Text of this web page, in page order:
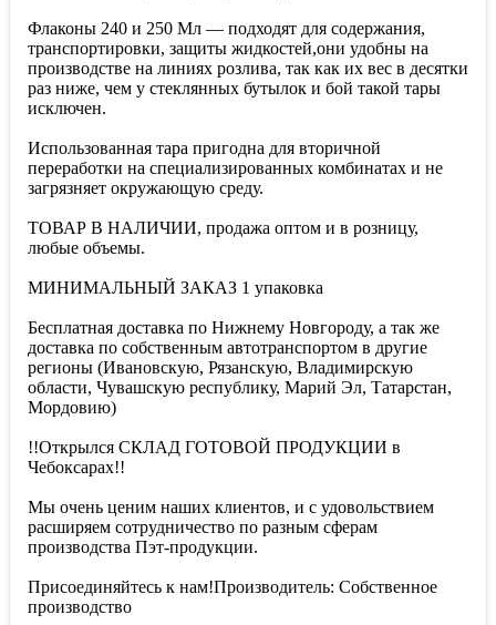
Флаконы 240 и 250 Мл — подходят для содержания,
транспортировки, защиты жидкостей,они удобны на
производстве на линиях розлива, так как их вес в десятки
раз ниже, чем у стеклянных бутылок и бой такой тары
исключен.
Использованная тара пригодна для вторичной
переработки на специализированных комбинатах и не
загрязняет окружающую среду.
ТОВАР В НАЛИЧИИ, продажа оптом и в розницу,
любые объемы.
МИНИМАЛЬНЫЙ ЗАКАЗ 1 упаковка
Бесплатная доставка по Нижнему Новгороду, а так же
доставка по собственным автотранспортом в другие
регионы (Ивановскую, Рязанскую, Владимирскую
области, Чувашскую республику, Марий Эл, Татарстан,
Мордовию)
!!Открылся СКЛАД ГОТОВОЙ ПРОДУКЦИИ в
Чебоксарах!!
Мы очень ценим наших клиентов, и с удовольствием
расширяем сотрудничество по разным сферам
производства Пэт-продукции.
Присоединяйтесь к нам!Производитель: Собственное
производство